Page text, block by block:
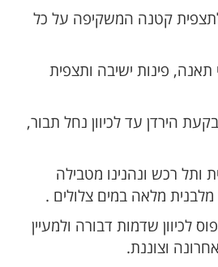
קטנה המשקיפה על כל
תאנה, פינות ישיבה ותצפית
הירדן עד לכיוון נחל תבור,
ותל רכש ונהנינו מטבילה
מלאה במים צלולים .
לכיוון שדמות דבורה ולמעיין
וצוננת.